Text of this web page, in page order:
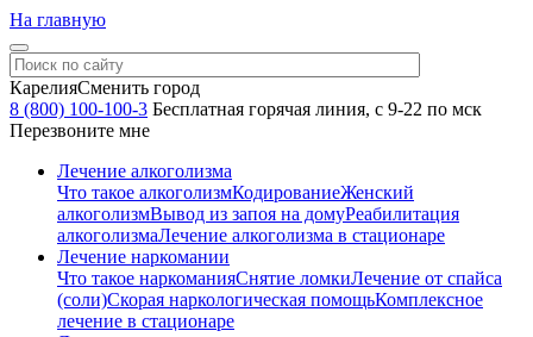
На главную
КарелияСменить город
8 (800) 100-100-3 Бесплатная горячая линия, с 9-22 по мск
Перезвоните мне
Лечение алкоголизма
Что такое алкоголизмКодированиеЖенский
алкоголизмВывод из запоя на домуРеабилитация
алкоголизмаЛечение алкоголизма в стационаре
Лечение наркомании
Что такое наркоманияСнятие ломкиЛечение от спайса
(соли)Скорая наркологическая помощьКомплексное
лечение в стационаре